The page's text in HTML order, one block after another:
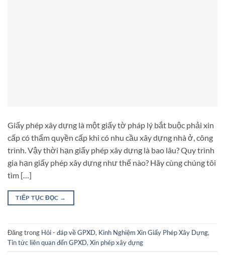
Giấy phép xây dựng là một giấy tờ pháp lý bắt buộc phải xin
cấp có thẩm quyền cấp khi có nhu cầu xây dựng nhà ở, công
trình. Vậy thời hạn giấy phép xây dựng là bao lâu? Quy trình
gia hạn giấy phép xây dựng như thế nào? Hãy cùng chúng tôi
tìm […]
TIẾP TỤC ĐỌC →
Đăng trong Hỏi - đáp về GPXD, Kinh Nghiệm Xin Giấy Phép Xây Dựng,
Tin tức liên quan đến GPXD, Xin phép xây dựng